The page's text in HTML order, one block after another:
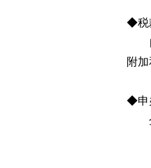
◆税
自
附
◆申
企
（
（